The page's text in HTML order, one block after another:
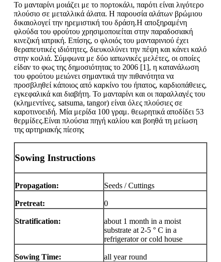
Το μανταρίνι μοιάζει με το πορτοκάλι, παρότι είναι λιγότερο
πλούσιο σε μεταλλικά άλατα. Η παρουσία αλάτων βρώμιου
δικαιολογεί την ηρεμιστική του δράση.Η αποξηραμένη
φλούδα του φρούτου χρησιμοποιείται στην παραδοσιακή
κινεζική ιατρική. Επίσης, ο φλοιός του μανταρινιού έχει
θεραπευτικές ιδιότητες, διευκολύνει την πέψη και κάνει καλό
στην κοιλιά. Σύμφωνα με δύο ιαπωνικές μελέτες, οι οποίες
είδαν το φως της δημοσιότητας το 2006 [1], η κατανάλωση
του φρούτου μειώνει σημαντικά την πιθανότητα να
προσβληθεί κάποιος από καρκίνο του ήπατος, καρδιοπάθειες,
εγκεφαλικά και διαβήτη. Το μανταρίνι και οι παραλλαγές του
(κλημεντίνες, satsuma, tangor) είναι όλες πλούσιες σε
καροτινοειδή. Μία μερίδα 100 γραμ. θεωρητικά αποδίδει 53
θερμίδες.Είναι πλούσια πηγή καλίου και βοηθά τη μείωση
της αρτηριακής πίεσης
Sowing Instructions
Propagation: Seeds / Cuttings
Pretreat: 0
Stratification:
about 1 month in a moist
substrate at 2-5 ° C in a
refrigerator or cold house
Sowing Time: all year round